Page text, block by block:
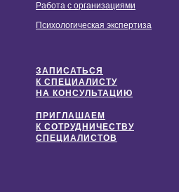
Работа с организациями
Психологическая экспертиза
ЗАПИСАТЬСЯ
К СПЕЦИАЛИСТУ
НА КОНСУЛЬТАЦИЮ
ПРИГЛАШАЕМ
К СОТРУДНИЧЕСТВУ
СПЕЦИАЛИСТОВ